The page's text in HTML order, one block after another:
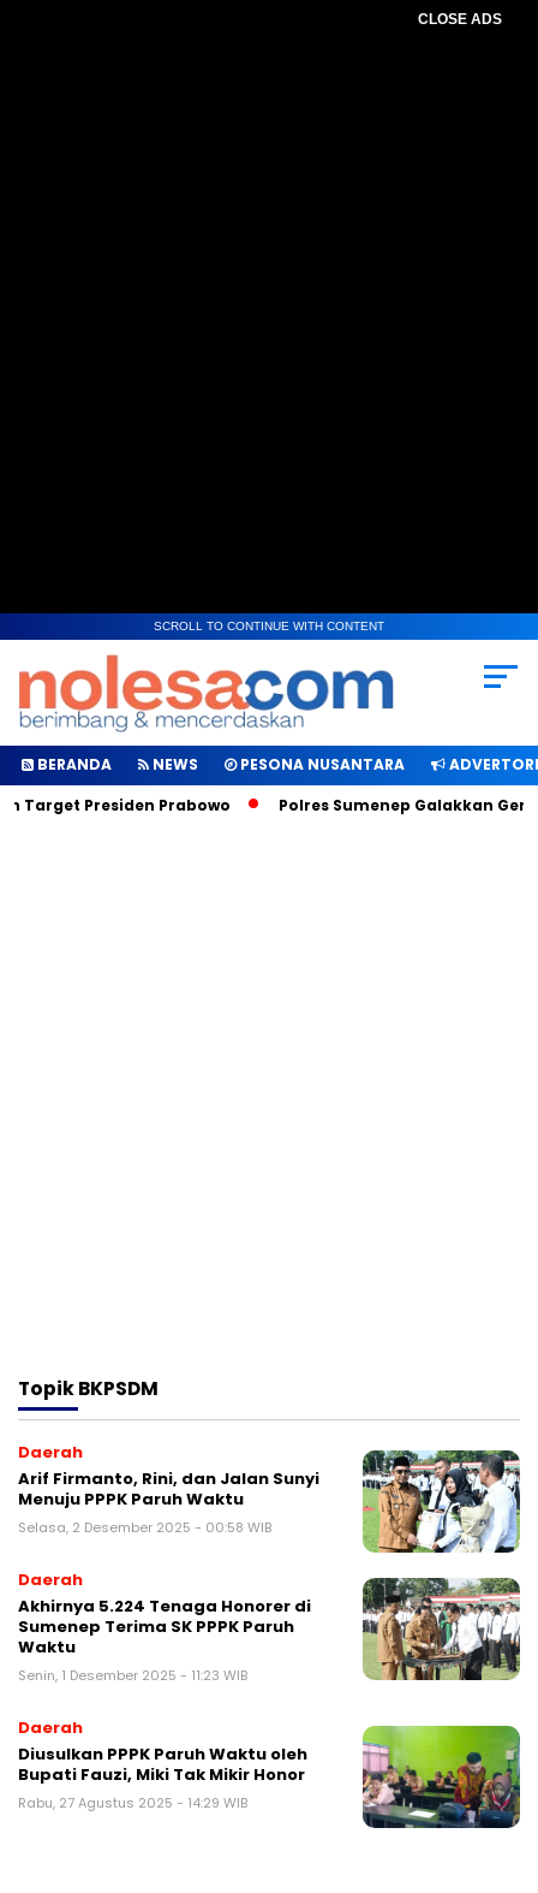
CLOSE ADS
SCROLL TO CONTINUE WITH CONTENT
BERANDA NEWS PESONA NUSANTARA
Target Presiden Prabowo
Polres Sumenep Galakkan
TopikBKPSDM
Daerah
Arif Firmanto, Rini, dan Jalan Sunyi
Menuju PPPK Paruh Waktu
Selasa, 2 Desember 2025 - 00:58 WIB
Daerah
Akhirnya 5.224 Tenaga Honorer di
Sumenep Terima SK PPPK Paruh
Waktu
Senin, 1 Desember 2025 - 11:23 WIB
Daerah
Diusulkan PPPK Paruh Waktu oleh
Bupati Fauzi, Miki Tak Mikir Honor
Rabu, 27 Agustus 2025 - 14:29 WIB